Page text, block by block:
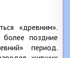
«древним».
поздние
период.